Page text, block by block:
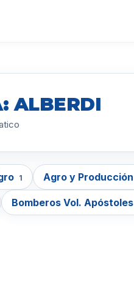
ALBERDI
1 Agro y Producción
Bomberos Vol. Apóstoles